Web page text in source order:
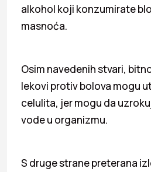
alkohol koji konzumirate
masnoća.
Osim navedenih stvari,
lekovi protiv bolova mogu
celulita, jer mogu da
vode u organizmu.
S druge strane preterana